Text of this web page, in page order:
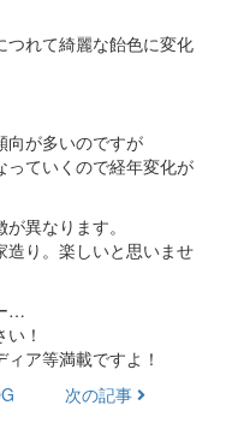
つれて綺麗な飴色に変化
向が多いのですが
っていくので経年変化が
異なります。
造り。楽しいと思いませ
…
！
ア等満載ですよ！
次の記事